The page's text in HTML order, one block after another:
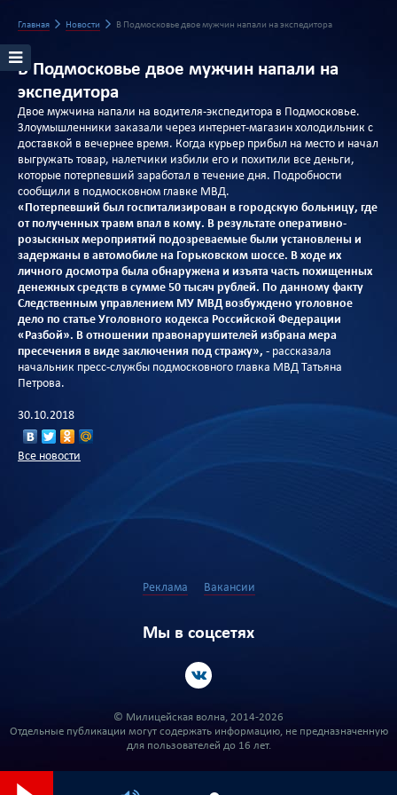
Главная Новости В Подмосковье двое мужчин напали на экспедитора
В Подмосковье двое мужчин напали на
экспедитора
Двое мужчина напали на водителя-экспедитора в Подмосковье.
Злоумышленники заказали через интернет-магазин холодильник с
доставкой в вечернее время. Когда курьер прибыл на место и начал
выгружать товар, налетчики избили его и похитили все деньги,
которые потерпевший заработал в течение дня. Подробности
сообщили в подмосковном главке МВД.
«Потерпевший был госпитализирован в городскую больницу, где
от полученных травм впал в кому. В результате оперативно-
розыскных мероприятий подозреваемые были установлены и
задержаны в автомобиле на Горьковском шоссе. В ходе их
личного досмотра была обнаружена и изъята часть похищенных
денежных средств в сумме 50 тысяч рублей. По данному факту
Следственным управлением МУ МВД возбуждено уголовное
дело по статье Уголовного кодекса Российской Федерации
«Разбой». В отношении правонарушителей избрана мера
пресечения в виде заключения под стражу», - рассказала
начальник пресс-службы подмосковного главка МВД Татьяна
Петрова.
30.10.2018
Все новости
Реклама Вакансии
Мы в соцсетях
© Милицейская волна, 2014-2026
Отдельные публикации могут содержать информацию, не предназначенную
для пользователей до 16 лет.